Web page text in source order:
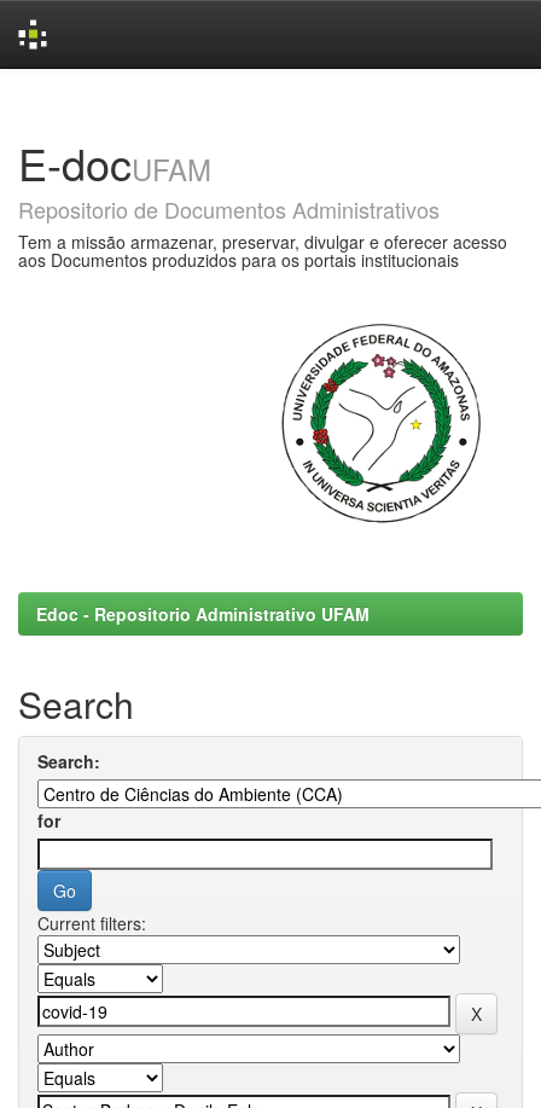
E-docUFAM
Repositorio de Documentos Administrativos
Tem a missão armazenar, preservar, divulgar e oferecer acesso
aos Documentos produzidos para os portais institucionais
Edoc - Repositorio Administrativo UFAM
Search
Search:
for
Current filters: